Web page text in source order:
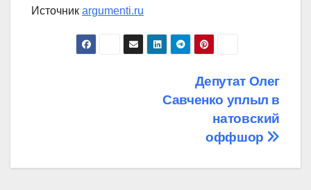
Источник argumenti.ru
Депутат Олег
Савченко уплыл в
натовский
оффшор